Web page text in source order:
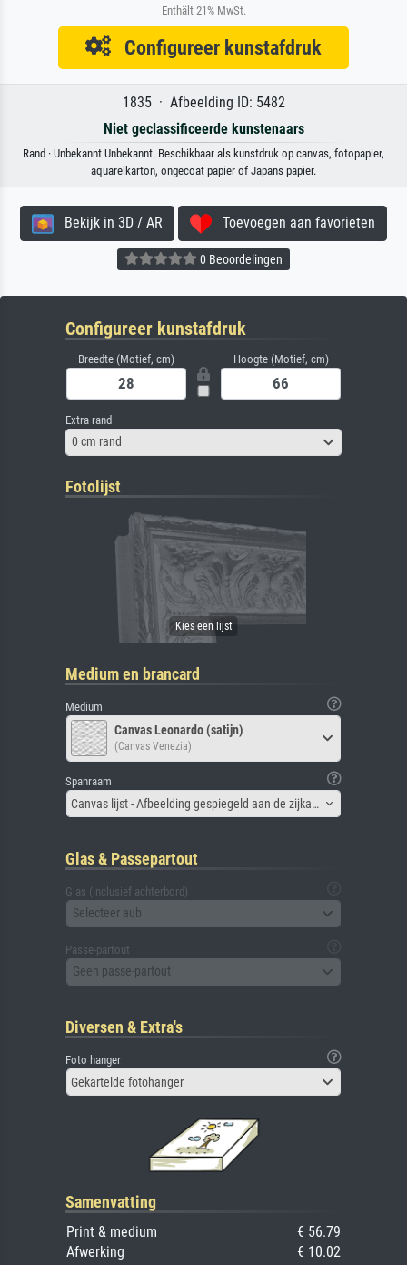
Enthält 21% MwSt.
Configureer kunstafdruk
1835 · Afbeelding ID: 5482
Niet geclassificeerde kunstenaars
Rand · Unbekannt Unbekannt. Beschikbaar als kunstdruk op canvas, fotopapier,
aquarelkarton, ongecoat papier of Japans papier.
Bekijk in 3D / AR Toevoegen aan favorieten
0 Beoordelingen
Configureer kunstafdruk
Breedte (Motief, cm) Hoogte (Motief, cm)
Extra rand
0 cm rand
Fotolijst
Medium en brancard
Medium
Canvas Leonardo (satijn)
(Canvas Venezia)
Spanraam
Canvas lijst - Afbeelding gespiegeld aan de zijkant
Glas & Passepartout
Glas (inclusief achterbord)
Selecteer aub
Passe-partout
Geen passe-partout
Diversen & Extra's
Foto hanger
Gekartelde fotohanger
Samenvatting
Print & medium
€ 56.79
Afwerking
€ 10.02